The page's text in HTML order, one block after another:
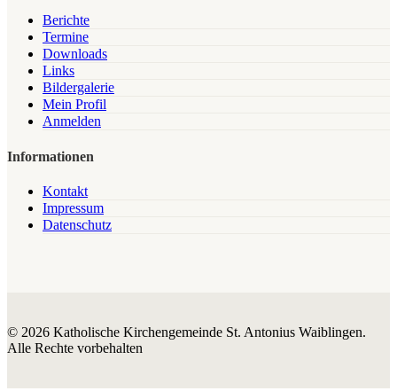
Berichte
Termine
Downloads
Links
Bildergalerie
Mein Profil
Anmelden
Informationen
Kontakt
Impressum
Datenschutz
© 2026 Katholische Kirchengemeinde St. Antonius Waiblingen.
Alle Rechte vorbehalten